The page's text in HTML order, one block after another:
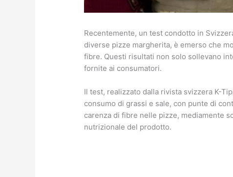
Recentemente, un test condotto in
diverse pizze margherita, è emerso che
fibre. Questi risultati non solo sollevano
fornite ai consumatori.
Il test, realizzato dalla rivista svizzera K-
consumo di grassi e sale, con punte di
carenza di fibre nelle pizze, mediamente
nutrizionale del prodotto.